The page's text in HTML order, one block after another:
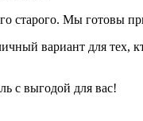
Мы готовы
вариант для тех,
с выгодой для вас!